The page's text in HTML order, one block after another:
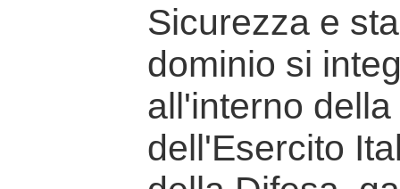
Sicurezza e
dominio si
all'interno
dell'Esercito